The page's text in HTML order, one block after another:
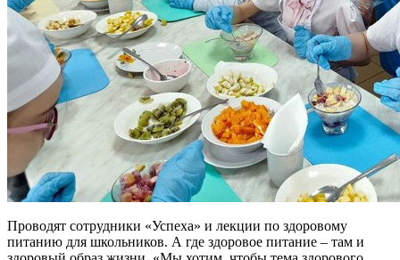
Проводят сотрудники «Успеха» и лекции по здоровому
питанию для школьников. А где здоровое питание – там и